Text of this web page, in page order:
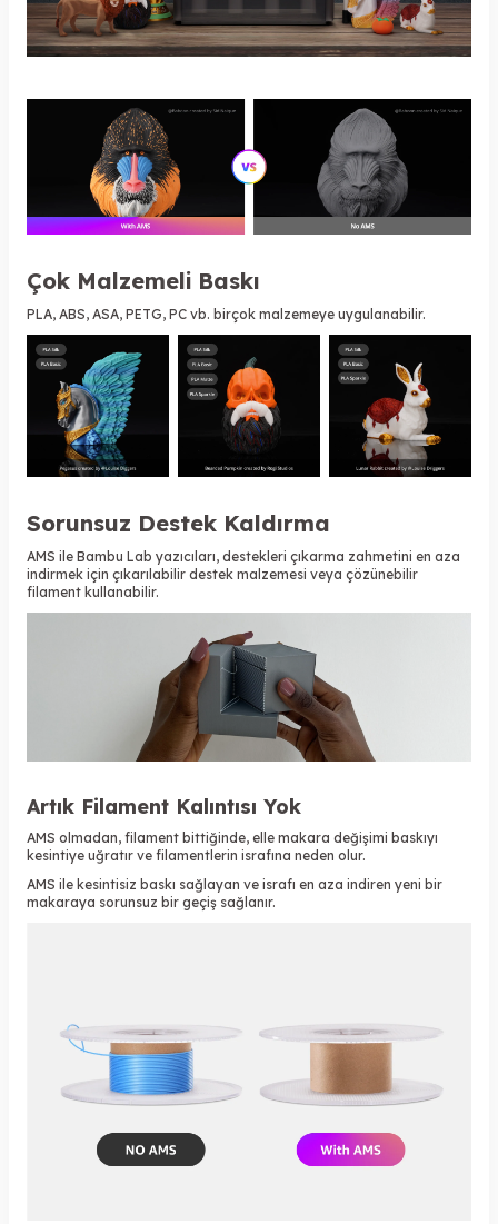
Çok Malzemeli Baskı
PLA, ABS, ASA, PETG, PC vb. birçok malzemeye uygulanabilir.
Sorunsuz Destek Kaldırma
AMS ile Bambu Lab yazıcıları, destekleri çıkarma zahmetini en aza
indirmek için çıkarılabilir destek malzemesi veya çözünebilir
filament kullanabilir.
Artık Filament Kalıntısı Yok
AMS olmadan, filament bittiğinde, elle makara değişimi baskıyı
kesintiye uğratır ve filamentlerin israfına neden olur.
AMS ile kesintisiz baskı sağlayan ve israfı en aza indiren yeni bir
makaraya sorunsuz bir geçiş sağlanır.